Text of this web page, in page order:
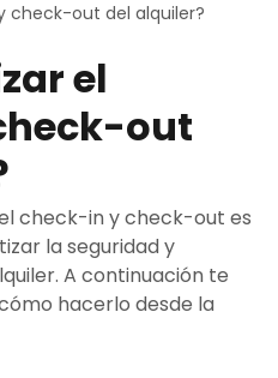
check-out del alquiler?
el
out
check-in y check-out es
la seguridad y
A continuación te
hacerlo desde la